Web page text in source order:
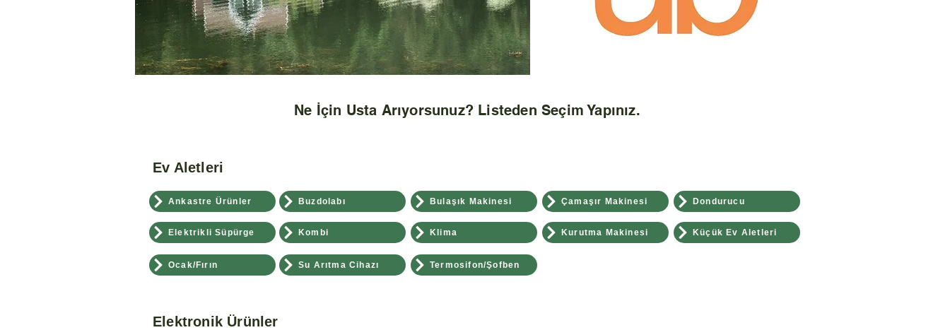
Ne İçin Usta Arıyorsunuz? Listeden Seçim Yapınız.
Ev Aletleri
Ankastre Ürünler Buzdolabı Bulaşık Makinesi Çamaşır Makinesi Dondurucu
Elektrikli Süpürge Kombi Klima Kurutma Makinesi Küçük Ev Aletleri
Ocak/Fırın Su Arıtma Cihazı Termosifon/Şofben
Elektronik Ürünler